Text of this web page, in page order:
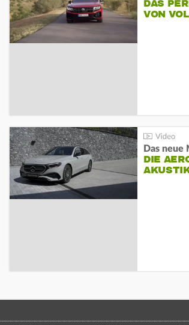
DAS
VON
DIE